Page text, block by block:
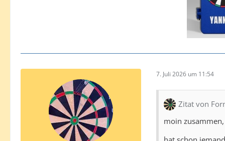
7. Juli 2026 um 11:54
Zitat von
moin zusammen,